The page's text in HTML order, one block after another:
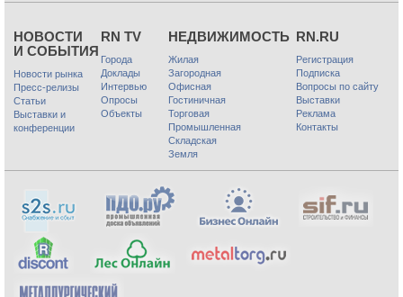
НОВОСТИ
И СОБЫТИЯ
Новости рынка
Пресс-релизы
Статьи
Выставки и
конференции
RN TV
Города
Доклады
Интервью
Опросы
Объекты
НЕДВИЖИМОСТЬ
Жилая
Загородная
Офисная
Гостиничная
Торговая
Промышленная
Складская
Земля
RN.RU
Регистрация
Подписка
Вопросы по сайту
Выставки
Реклама
Контакты